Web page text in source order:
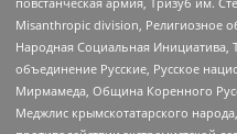
Misanthropic division, Религиозное
Народная Социальная Инициатива,
объединение Русские, Русское
Мирмамеда, Община Коренного
Меджлис крымскотатарского